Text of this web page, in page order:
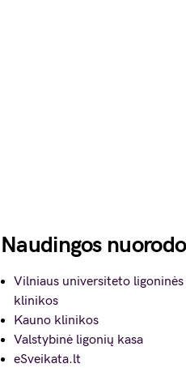
Naudingos
Vilniaus universiteto ligoninės
klinikos
Kauno klinikos
Valstybinė ligonių kasa
eSveikata.lt